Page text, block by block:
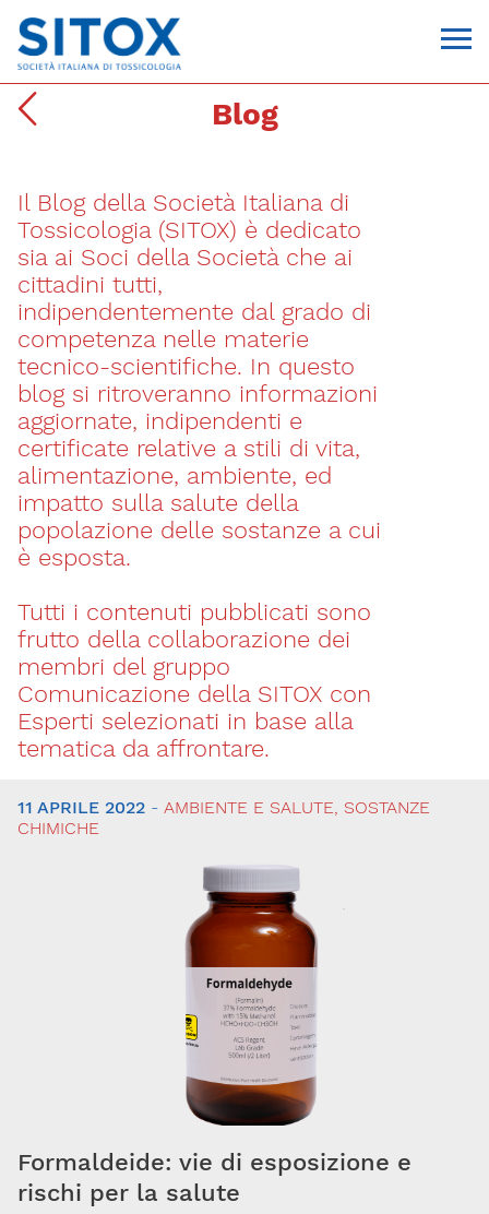
Via Giovanni Pascoli, 3
20129, Milano
C.F. 96330980580
P.I. 06792491000
T. 02-29520311
segreteria@sitox.org
CONTATTACI
Blog
Il Blog della Società Italiana di
Tossicologia (SITOX) è dedicato
sia ai Soci della Società che ai
cittadini tutti,
indipendentemente dal grado di
competenza nelle materie
tecnico-scientifiche. In questo
blog si ritroveranno informazioni
aggiornate, indipendenti e
certificate relative a stili di vita,
alimentazione, ambiente, ed
impatto sulla salute della
popolazione delle sostanze a cui
è esposta.
Tutti i contenuti pubblicati sono
frutto della collaborazione dei
membri del gruppo
Comunicazione della SITOX con
Esperti selezionati in base alla
tematica da affrontare.
Tutti
gli
Sostanze
chimiche
11 APRILE 2022 - AMBIENTE E SALUTE, SOSTANZE
CHIMICHE
Formaldeide: vie di esposizione e
rischi per la salute